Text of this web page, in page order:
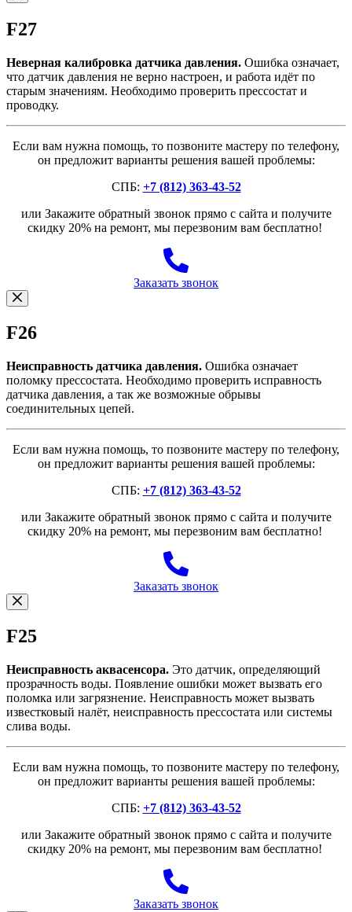
F27
Неверная калибровка датчика давления. Ошибка означает,
что датчик давления не верно настроен, и работа идёт по
старым значениям. Необходимо проверить прессостат и
проводку.
Если вам нужна помощь, то позвоните мастеру по телефону,
он предложит варианты решения вашей проблемы:
СПБ: +7 (812) 363-43-52
или Закажите обратный звонок прямо с сайта и получите
скидку 20% на ремонт, мы перезвоним вам бесплатно!
Заказать звонок
F26
Неисправность датчика давления. Ошибка означает
поломку прессостата. Необходимо проверить исправность
датчика давления, а так же возможные обрывы
соединительных цепей.
Если вам нужна помощь, то позвоните мастеру по телефону,
он предложит варианты решения вашей проблемы:
СПБ: +7 (812) 363-43-52
или Закажите обратный звонок прямо с сайта и получите
скидку 20% на ремонт, мы перезвоним вам бесплатно!
Заказать звонок
F25
Неисправность аквасенсора. Это датчик, определяющий
прозрачность воды. Появление ошибки может вызвать его
поломка или загрязнение. Неисправность может вызвать
известковый налёт, неисправность прессостата или системы
слива воды.
Если вам нужна помощь, то позвоните мастеру по телефону,
он предложит варианты решения вашей проблемы:
СПБ: +7 (812) 363-43-52
или Закажите обратный звонок прямо с сайта и получите
скидку 20% на ремонт, мы перезвоним вам бесплатно!
Заказать звонок